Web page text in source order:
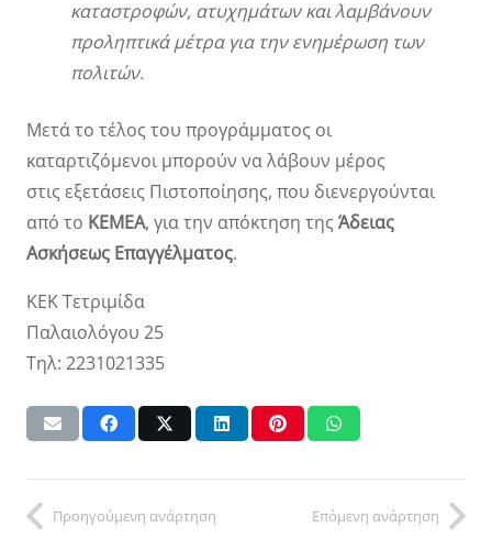
καταστροφών, ατυχημάτων και λαμβάνουν
προληπτικά μέτρα για την ενημέρωση των
πολιτών.
Μετά το τέλος του προγράμματος οι
καταρτιζόμενοι μπορούν να λάβουν μέρος
στις εξετάσεις Πιστοποίησης, που διενεργούνται
από το ΚΕΜΕΑ, για την απόκτηση της Άδειας
Ασκήσεως Επαγγέλματος.
ΚΕΚ Τετριμίδα
Παλαιολόγου 25
Τηλ: 2231021335
Προηγούμενη ανάρτηση Επόμενη ανάρτηση